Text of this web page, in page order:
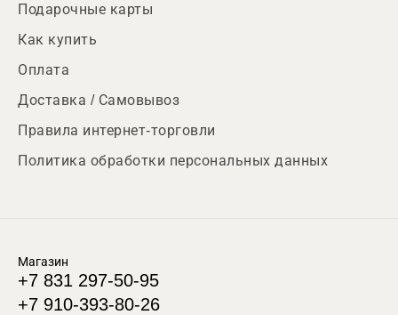
Подарочные карты
Как купить
Оплата
Доставка / Самовывоз
Правила интернет-торговли
Политика обработки персональных данных
Магазин
+7 831 297-50-95
+7 910-393-80-26